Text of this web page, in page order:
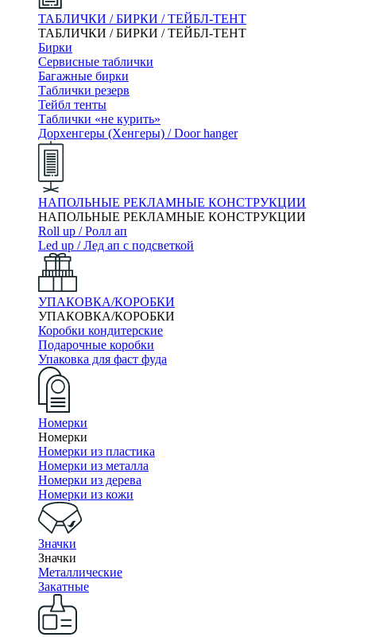
ТАБЛИЧКИ / БИРКИ / ТЕЙБЛ-ТЕНТ
ТАБЛИЧКИ / БИРКИ / ТЕЙБЛ-ТЕНТ
Бирки
Сервисные таблички
Багажные бирки
Таблички резерв
Тейбл тенты
Таблички «не курить»
Дорхенгеры (Хенгеры) / Door hanger
НАПОЛЬНЫЕ РЕКЛАМНЫЕ КОНСТРУКЦИИ
НАПОЛЬНЫЕ РЕКЛАМНЫЕ КОНСТРУКЦИИ
Roll up / Ролл ап
Led up / Лед ап с подсветкой
УПАКОВКА/КОРОБКИ
УПАКОВКА/КОРОБКИ
Коробки кондитерские
Подарочные коробки
Упаковка для фаст фуда
Номерки
Номерки
Номерки из пластика
Номерки из металла
Номерки из дерева
Номерки из кожи
Значки
Значки
Металлические
Закатные